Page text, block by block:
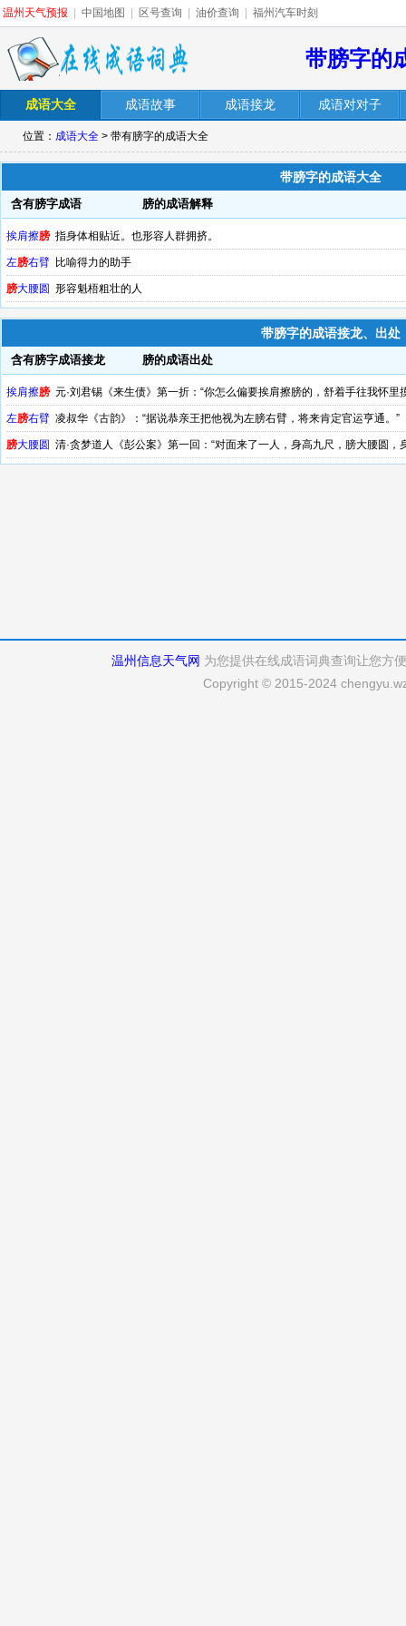
温州天气预报 中国地图 区号查询 油价查询 福州汽车时刻
带膀字的
成语大全 成语故事 成语接龙 成语对对子
位置： 成语大全 > 带有膀字的成语大全
带膀字的成语大全
含有膀字成语 膀的成语解释
挨肩擦膀 指身体相贴近。也形容人群拥挤。
左膀右臂 比喻得力的助手
膀大腰圆 形容魁梧粗壮的人
带膀字的成语接龙、出处
含有膀字成语接龙 膀的成语出处
挨肩擦膀 元·刘君锡《来生债》第一折：“你怎么偏要挨肩擦膀的，舒着手往我怀里
左膀右臂 凌叔华《古韵》：“据说恭亲王把他视为左膀右臂，将来肯定官运亨通。”
膀大腰圆 清·贪梦道人《彭公案》第一回：“对面来了一人，身高九尺，膀大腰圆
温州信息天气网 为您提供在线成语词典查询让您方
Copyright © 2015-2024